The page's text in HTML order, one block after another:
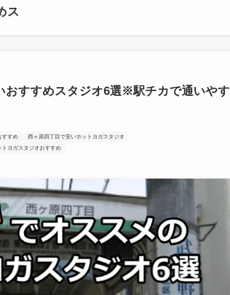
ス
おすすめスタジオ6選※駅チカで通いやす
すすめ
西ヶ原四丁目で安いホットヨガスタジオ
ヨガスタジオおすすめ